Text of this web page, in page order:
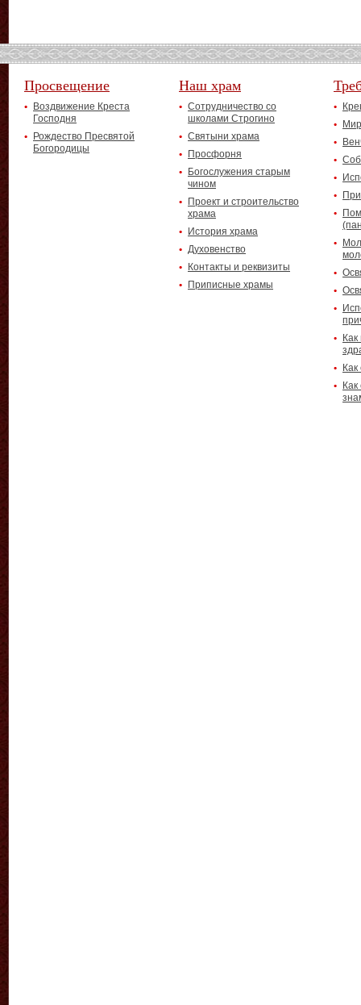
Просвещение
Воздвижение Креста
Господня
Рождество Пресвятой
Богородицы
Наш храм
Сотрудничество со
школами Строгино
Святыни храма
Просфорня
Богослужения старым
чином
Проект и строительство
храма
История храма
Духовенство
Контакты и реквизиты
Приписные храмы
Как
Как